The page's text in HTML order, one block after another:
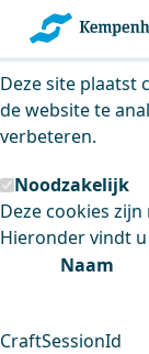
cookies
Deze site plaatst
de website te
verbeteren.
Noodzakelijk
Deze cookies
Hieronder vindt
Naam
CraftSessionId